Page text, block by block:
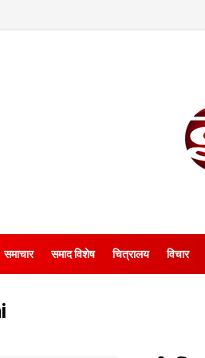
समाचार समाद विशेष चित्रालय विचार